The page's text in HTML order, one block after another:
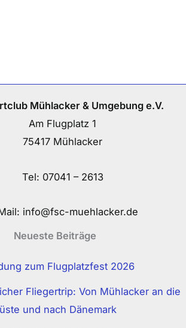
Mühlacker & Umgebung e.V.
Am Flugplatz 1
75417 Mühlacker
Tel: 07041 – 2613
info@fsc-muehlacker.de
Neueste Beiträge
zum Flugplatzfest 2026
Fliegertrip: Von Mühlacker an die
und nach Dänemark